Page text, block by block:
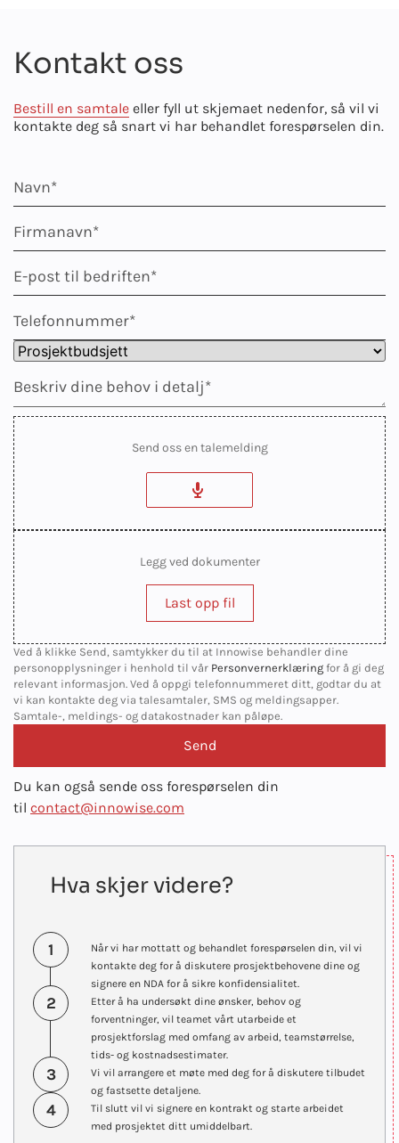
Kontakt oss
Bestill en samtale eller fyll ut skjemaet nedenfor, så vil vi
kontakte deg så snart vi har behandlet forespørselen din.
Send oss en talemelding
Legg ved dokumenter
Last opp fil
Ved å klikke Send, samtykker du til at Innowise behandler dine
personopplysninger i henhold til vår Personvernerklæring for å gi deg
relevant informasjon. Ved å oppgi telefonnummeret ditt, godtar du at
vi kan kontakte deg via talesamtaler, SMS og meldingsapper.
Samtale-, meldings- og datakostnader kan påløpe.
Du kan også sende oss forespørselen din
til contact@innowise.com
Hva skjer videre?
1
Når vi har mottatt og behandlet forespørselen din, vil vi
kontakte deg for å diskutere prosjektbehovene dine og
signere en NDA for å sikre konfidensialitet.
2
Etter å ha undersøkt dine ønsker, behov og
forventninger, vil teamet vårt utarbeide et
prosjektforslag med omfang av arbeid, teamstørrelse,
tids- og kostnadsestimater.
3
Vi vil arrangere et møte med deg for å diskutere tilbudet
og fastsette detaljene.
4
Til slutt vil vi signere en kontrakt og starte arbeidet
med prosjektet ditt umiddelbart.